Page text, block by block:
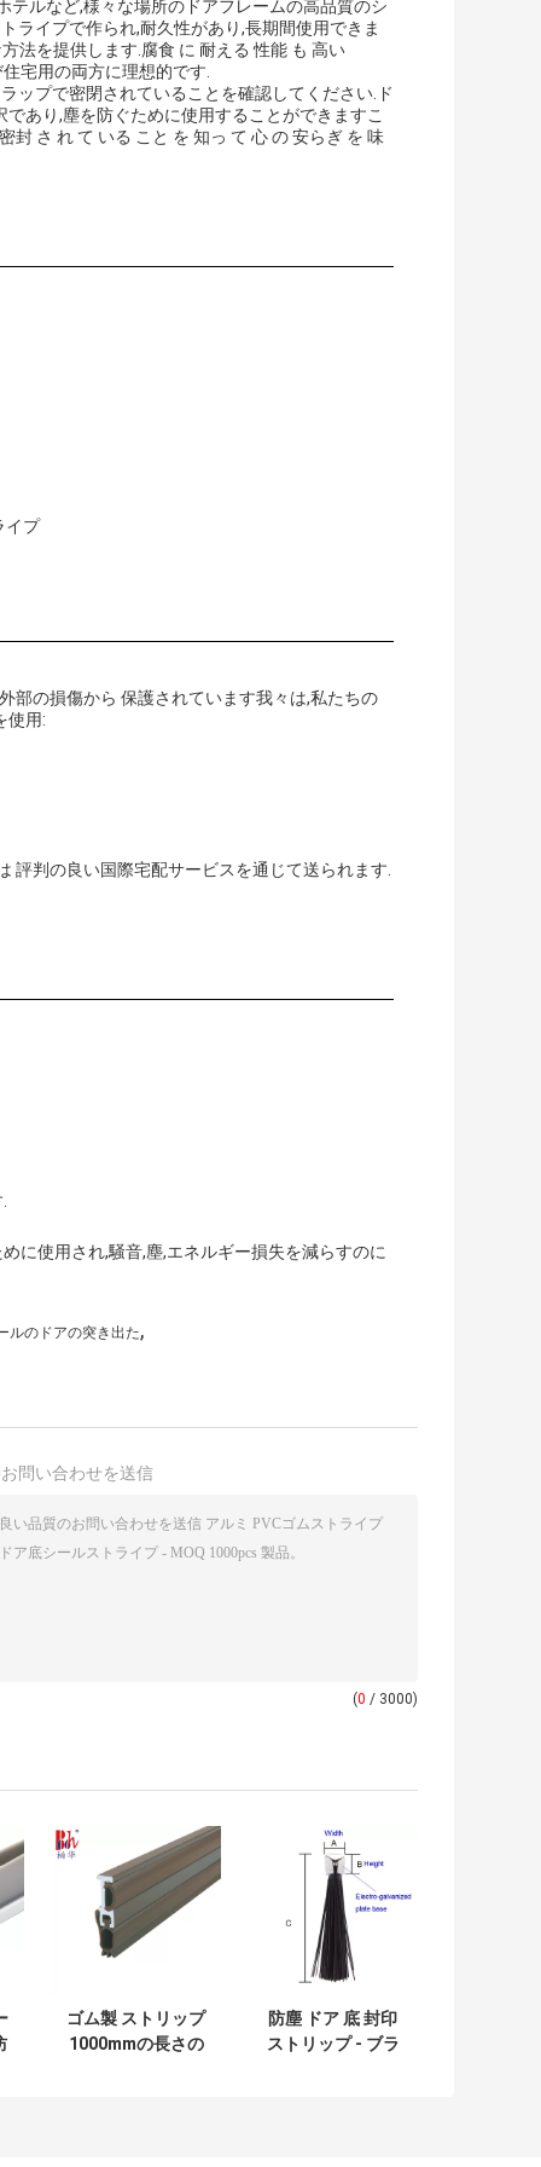
テルなど,様々な場所のドアフレームの高品質のシ
ライプで作られ,耐久性があり,長期間使用できま
法を提供します.腐食 に 耐える 性能 も 高い
宅用の両方に理想的です.
ップで密閉されていることを確認してください.ド
あり,塵を防ぐために使用することができますこ
封 さ れ て いる こと を 知っ て 心 の 安らぎ を 味
イプ
部の損傷から 保護されています我々は,私たちの
使用:
評判の良い国際宅配サービスを通じて送られます.
に使用され,騒音,塵,エネルギー損失を減らすのに
ルのドアの突き出た,
問い合わせを送信
(0 / 3000)
ゴム製 ストリップ
1000mmの長さの
防塵 ドア 底 封印
ストリップ - ブラ